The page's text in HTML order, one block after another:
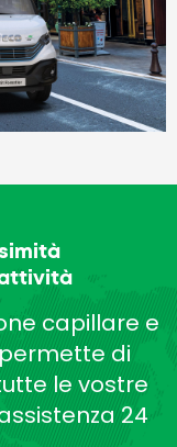
capillare e
di
le vostre
24